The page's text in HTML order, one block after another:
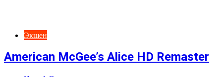
Экшен
American McGee’s Alice HD Remaster